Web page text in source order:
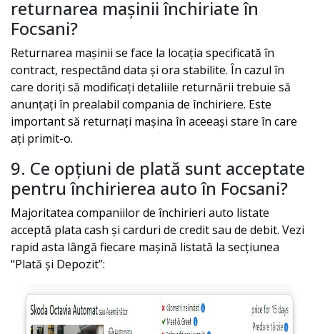
returnarea mașinii închiriate în
Focsani?
Returnarea mașinii se face la locația specificată în
contract, respectând data și ora stabilite. În cazul în
care doriți să modificați detaliile returnării trebuie să
anunțați în prealabil compania de închiriere. Este
important să returnați mașina în aceeași stare în care
ați primit-o.
9. Ce opțiuni de plată sunt acceptate
pentru închirierea auto în Focsani?
Majoritatea companiilor de închirieri auto listate
acceptă plata cash și carduri de credit sau de debit. Vezi
rapid asta lângă fiecare mașină listată la secțiunea
“Plată și Depozit”: